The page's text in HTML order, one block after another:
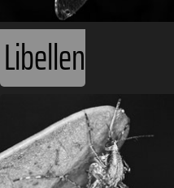
Libellen